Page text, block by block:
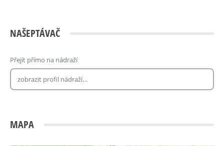
NAŠEPTÁVAČ
Přejít přímo na nádraží
MAPA